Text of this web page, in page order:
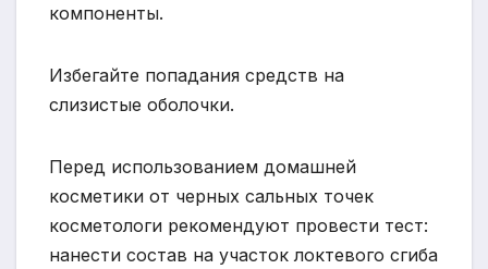
компоненты.
Избегайте попадания средств на
слизистые оболочки.
Перед использованием домашней
косметики от черных сальных точек
косметологи рекомендуют провести тест:
нанести состав на участок локтевого сгиба